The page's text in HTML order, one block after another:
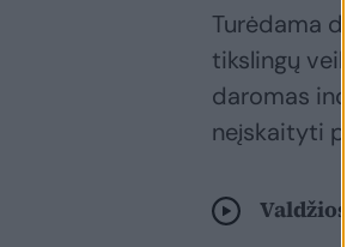
Turėdama
tikslingų
daromas
neįskaityti